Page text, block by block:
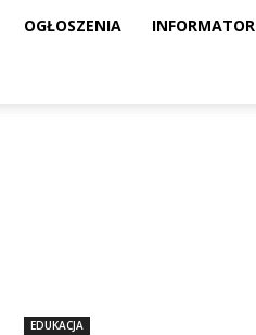
OGŁOSZENIA INFORMATOR
EDUKACJA